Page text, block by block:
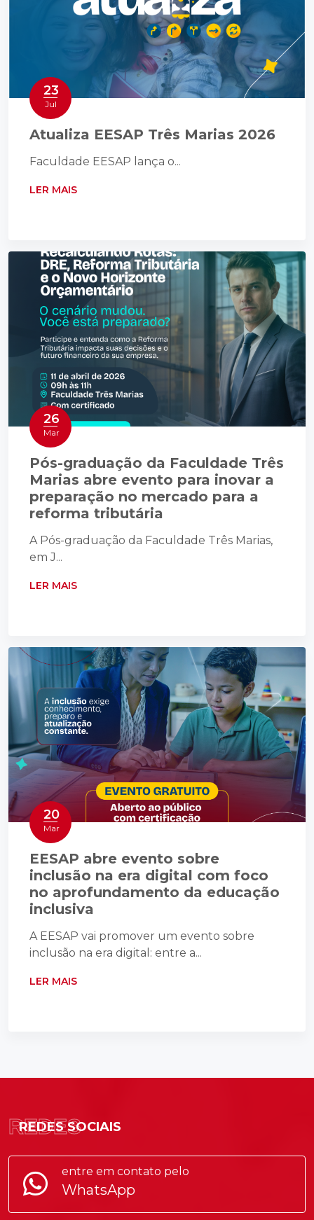
23
Jul
Atualiza EESAP Três Marias 2026
Faculdade EESAP lança o...
LER MAIS
26
Mar
Pós-graduação da Faculdade Três
Marias abre evento para inovar a
preparação no mercado para a
reforma tributária
A Pós-graduação da Faculdade Três Marias,
em J...
LER MAIS
20
Mar
EESAP abre evento sobre
inclusão na era digital com foco
no aprofundamento da educação
inclusiva
A EESAP vai promover um evento sobre
inclusão na era digital: entre a...
LER MAIS
REDES SOCIAIS
REDES
entre em contato pelo
WhatsApp